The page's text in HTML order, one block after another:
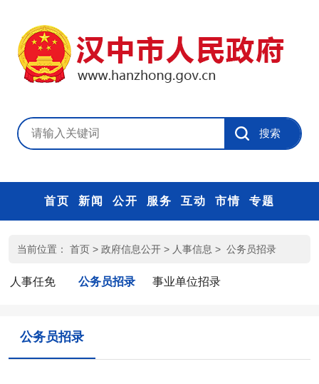
首页 新闻 公开 服务 互动 市情 专题
当前位置： 首页 > 政府信息公开 > 人事信息 > 公务员招录
人事任免 公务员招录 事业单位招录
公务员招录